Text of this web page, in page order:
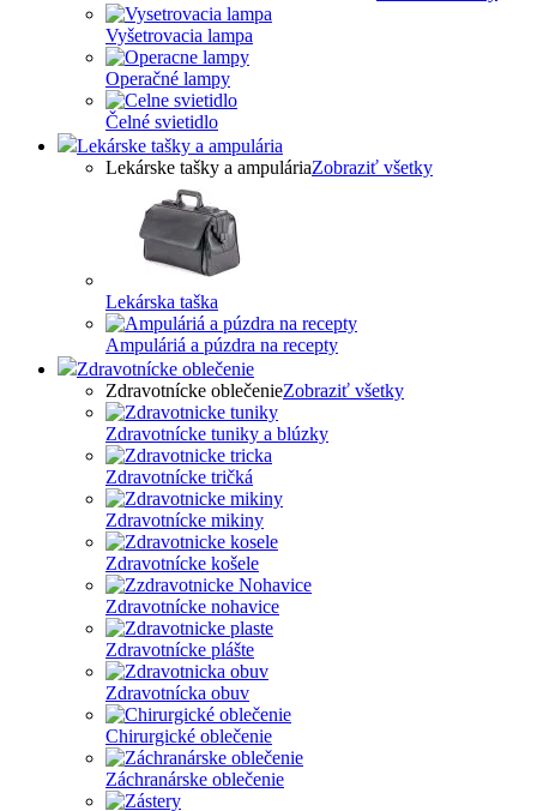
Vyšetrovacia lampa
Operačné lampy
Čelné svietidlo
Lekárske tašky a ampulária
Lekárske tašky a ampuláriaZobraziť všetky
Lekárska taška
Ampuláriá a púzdra na recepty
Zdravotnícke oblečenie
Zdravotnícke oblečenieZobraziť všetky
Zdravotnícke tuniky a blúzky
Zdravotnícke tričká
Zdravotnícke mikiny
Zdravotnícke košele
Zdravotnícke nohavice
Zdravotnícke plášte
Zdravotnícka obuv
Chirurgické oblečenie
Záchranárske oblečenie